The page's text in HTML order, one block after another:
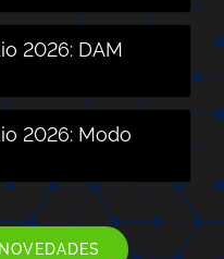
2026: DAM
2026: Modo